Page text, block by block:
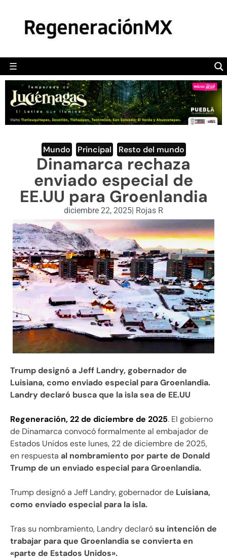
☰
POLÍTICA
CAMALEÓN
OPINIÓN
DEPORTES
ENGLISH SECTION
VIDEOS
Mundo Principal Resto del mundo
Dinamarca rechaza
enviado especial de
EE.UU para Groenlandia
diciembre 22, 2025| Rojas R
Trump designó a Jeff Landry, gobernador de
Luisiana, como enviado especial para Groenlandia.
Landry declaró busca que la isla sea de EE.UU
Regeneración, 22 de diciembre de 2025. El gobierno
de Dinamarca convocó formalmente al embajador de
Estados Unidos este lunes, 22 de diciembre de 2025,
en respuesta al nombramiento por parte de Donald
Trump de un enviado especial para Groenlandia.
Trump designó a Jeff Landry, gobernador de Luisiana,
como enviado especial para la isla.
Tras su nombramiento, Landry declarósu intención de
trabajar para que Groenlandia se convierta en
«parte de Estados Unidos».